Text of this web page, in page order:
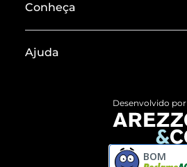
Conheça
Termos de Uso
ZZ MALL é confiável
Ajuda
Compre pelo WhatsApp
Desenvolvido por
BOM